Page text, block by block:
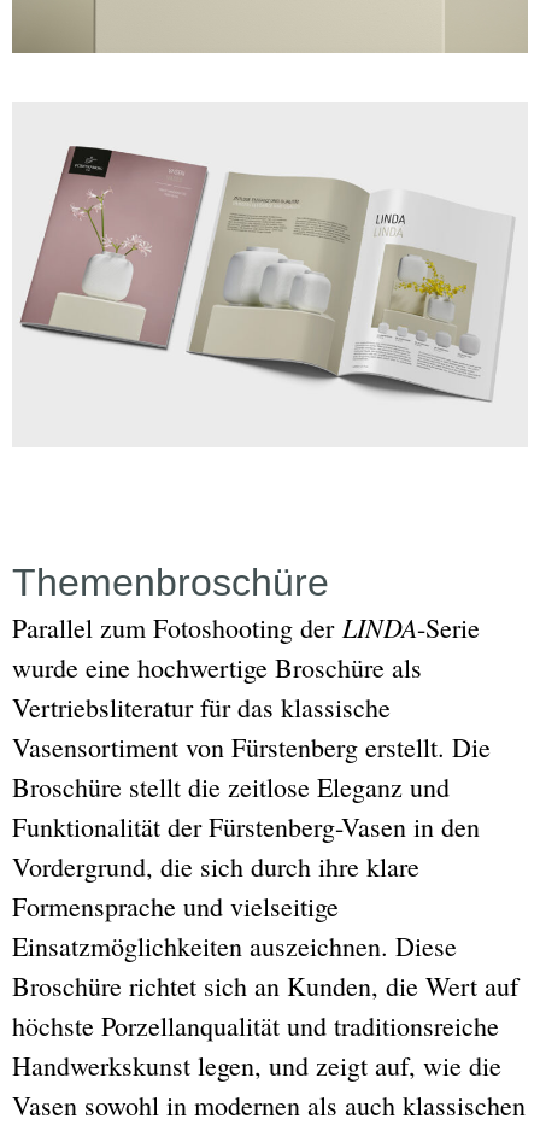
Themenbroschüre
Parallel zum Fotoshooting der LINDA-Serie
wurde eine hochwertige Broschüre als
Vertriebsliteratur für das klassische
Vasensortiment von Fürstenberg erstellt. Die
Broschüre stellt die zeitlose Eleganz und
Funktionalität der Fürstenberg-Vasen in den
Vordergrund, die sich durch ihre klare
Formensprache und vielseitige
Einsatzmöglichkeiten auszeichnen. Diese
Broschüre richtet sich an Kunden, die Wert auf
höchste Porzellanqualität und traditionsreiche
Handwerkskunst legen, und zeigt auf, wie die
Vasen sowohl in modernen als auch klassischen